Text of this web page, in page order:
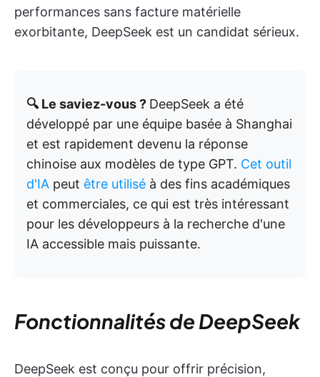
performances sans facture matérielle
exorbitante, DeepSeek est un candidat sérieux.
🔍 Le saviez-vous ? DeepSeek a été
développé par une équipe basée à Shanghai
et est rapidement devenu la réponse
chinoise aux modèles de type GPT. Cet outil
d'IA peut être utilisé à des fins académiques
et commerciales, ce qui est très intéressant
pour les développeurs à la recherche d'une
IA accessible mais puissante.
Fonctionnalités de DeepSeek
DeepSeek est conçu pour offrir précision,